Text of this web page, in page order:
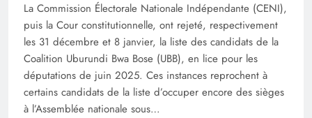
La Commission Électorale Nationale Indépendante (CENI),
puis la Cour constitutionnelle, ont rejeté, respectivement
les 31 décembre et 8 janvier, la liste des candidats de la
Coalition Uburundi Bwa Bose (UBB), en lice pour les
députations de juin 2025. Ces instances reprochent à
certains candidats de la liste d’occuper encore des sièges
à l’Assemblée nationale sous…